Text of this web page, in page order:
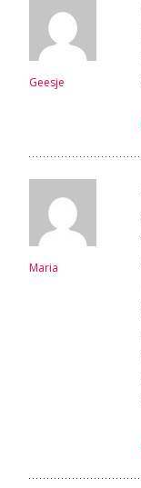
Geesje
Maria